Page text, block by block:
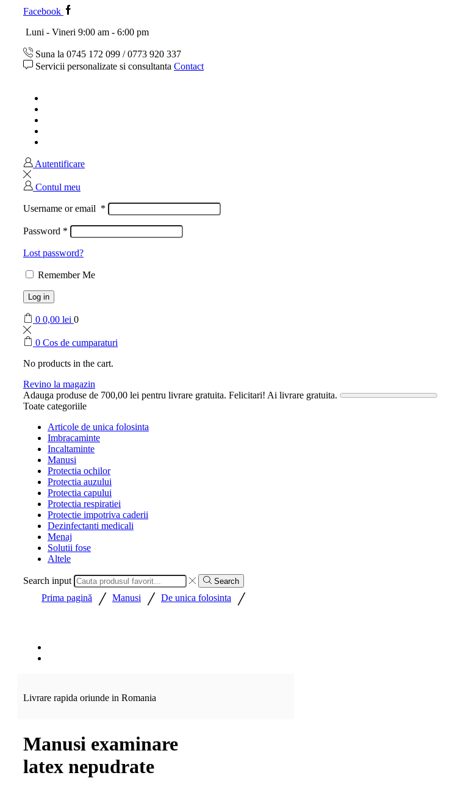
Facebook
Luni - Vineri 9:00 am - 6:00 pm
Suna la 0745 172 099 / 0773 920 337
Servicii personalizate si consultanta Contact
Autentificare
Contul meu
Username or email *
Password *
Lost password?
Remember Me
Log in
0 0,00 lei 0
0 Cos de cumparaturi
No products in the cart.
Revino la magazin
Adauga produse de 700,00 lei pentru livrare gratuita. Felicitari! Ai livrare gratuita.
Toate categoriile
Articole de unica folosinta
Imbracaminte
Incaltaminte
Manusi
Protectia ochilor
Protectia auzului
Protectia capului
Protectia respiratiei
Protectie impotriva caderii
Dezinfectanti medicali
Menaj
Solutii fose
Altele
Search input Search
Prima pagină / Manusi / De unica folosinta /
Livrare rapida oriunde in Romania
Manusi examinare
latex nepudrate